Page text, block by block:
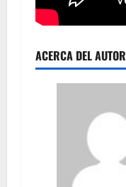
ACERCA DEL AUTOR